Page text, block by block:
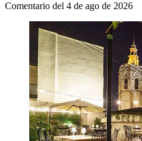
Comentario del 4 de ago de 2026